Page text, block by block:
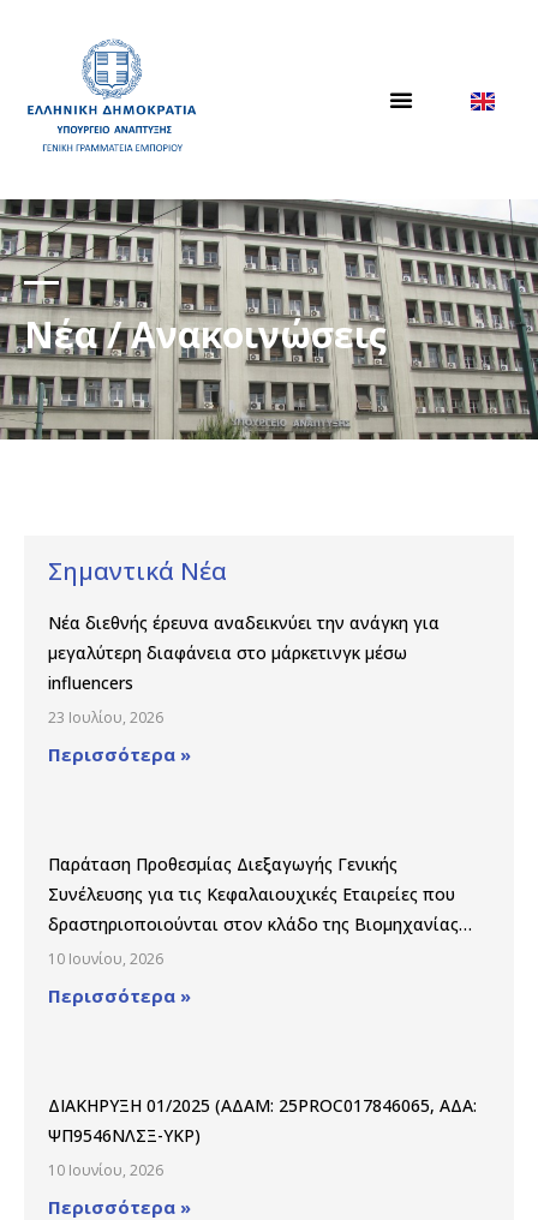
Νέα / Ανακοινώσεις
Σημαντικά Νέα
Νέα διεθνής έρευνα αναδεικνύει την ανάγκη για
μεγαλύτερη διαφάνεια στο μάρκετινγκ μέσω
influencers
23 Ιουλίου, 2026
Περισσότερα »
Παράταση Προθεσμίας Διεξαγωγής Γενικής
Συνέλευσης για τις Κεφαλαιουχικές Εταιρείες που
δραστηριοποιούνται στον κλάδο της Βιομηχανίας
Παραγωγής και Εμπορίας Φαρμάκων
10 Ιουνίου, 2026
Περισσότερα »
ΔΙΑΚΗΡΥΞΗ 01/2025 (ΑΔΑΜ: 25PROC017846065, ΑΔΑ:
ΨΠ9546ΝΛΣΞ-ΥΚΡ)
10 Ιουνίου, 2026
Περισσότερα »